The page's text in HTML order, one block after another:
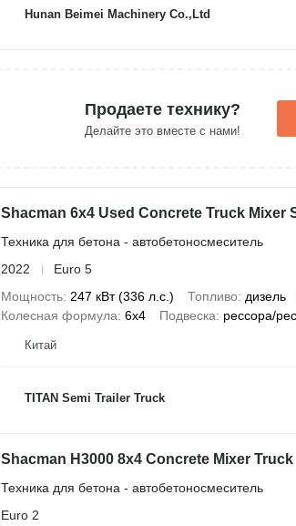
Hunan Beimei Machinery Co.,Ltd
Продаете технику?
Делайте это вместе с нами!
Shacman 6x4 Used Concrete Truck Mixer
Техника для бетона - автобетоносмеситель
2022
Euro 5
Мощность 247 кВт (336 л.с.) Топливо дизель
Колесная формула 6x4 Подвеска рессора/
Китай
TITAN Semi Trailer Truck
Shacman H3000 8x4 Concrete Mixer Truck
Техника для бетона - автобетоносмеситель
Euro 2